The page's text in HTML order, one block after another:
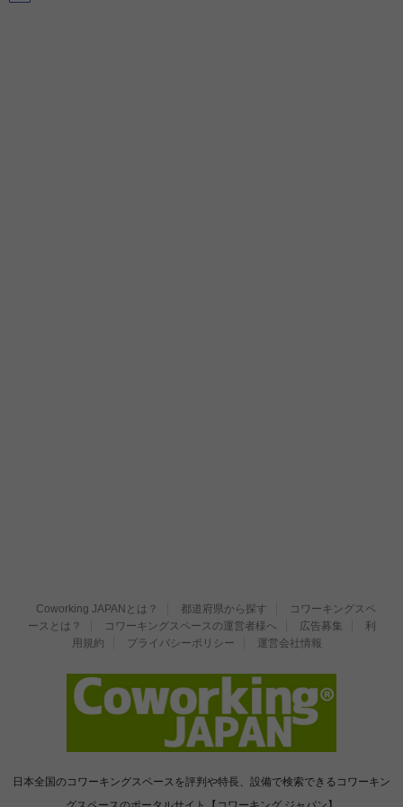
Coworking JAPANとは？ 都道府県から探す
コワーキングスペ
ースとは？
コワーキングスペースの運営者様へ 広告募集
利
用規約
プライバシーポリシー 運営会社情報
日本全国のコワーキングスペースを評判や特長、設備で検索できるコワーキン